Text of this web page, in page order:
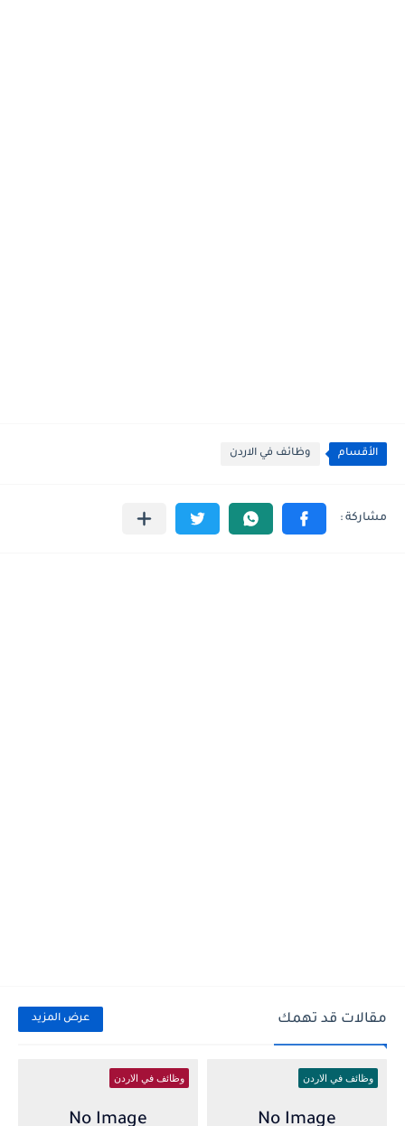
الأقسام وظائف في الاردن
مقالات قد تهمك عرض المزيد
وظائف في الاردن وظائف في الاردن